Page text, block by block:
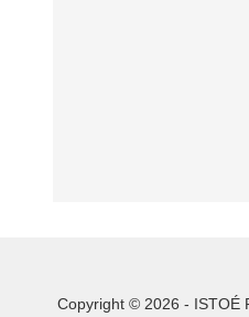
Copyright © 2026 - ISTOÉ